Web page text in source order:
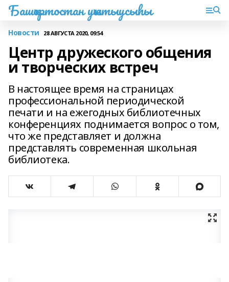
Башҡортостан уҡытыусыһы
Новости 28 АВГУСТА 2020, 09:54
Центр дружеского общения
и творческих встреч
В настоящее время на страницах
профессиональной периодической
печати и на ежегодных библиотечных
конференциях поднимается вопрос о том,
что же представляет и должна
представлять современная школьная
библиотека.